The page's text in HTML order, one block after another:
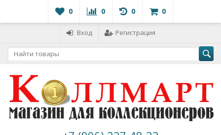
0 0 0 0
Вход Регистрация